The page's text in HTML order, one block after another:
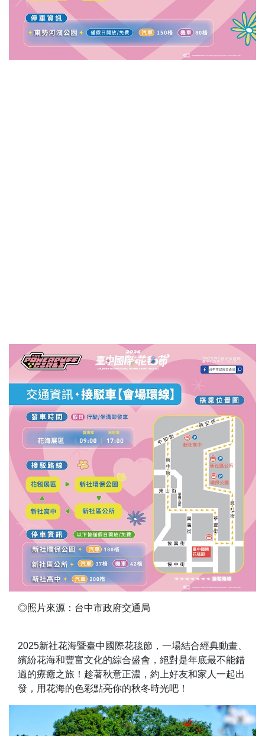
◎照片來源：台中市政府交通局
2025新社花海暨臺中國際花毯節，一場結合經典動畫、
繽紛花海和豐富文化的綜合盛會，絕對是年底最不能錯
過的療癒之旅！趁著秋意正濃，約上好友和家人一起出
發，用花海的色彩點亮你的秋冬時光吧！